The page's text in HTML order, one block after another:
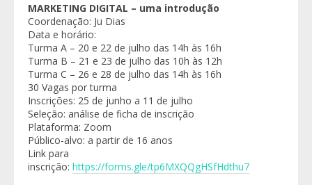
MARKETING DIGITAL – uma introdução
Coordenação: Ju Dias
Data e horário:
Turma A – 20 e 22 de julho das 14h às 16h
Turma B – 21 e 23 de julho das 10h às 12h
Turma C – 26 e 28 de julho das 14h às 16h
30 Vagas por turma
Inscrições: 25 de junho a 11 de julho
Seleção: análise de ficha de inscrição
Plataforma: Zoom
Público-alvo: a partir de 16 anos
Link para
inscrição: https://forms.gle/tp6MXQQgHSfHdthu7